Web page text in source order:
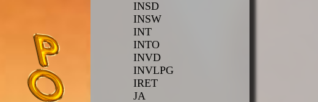
INSD
INSW
INT
INTO
INVD
INVLPG
IRET
JA